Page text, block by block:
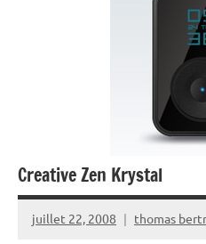
Creative Zen Krystal
juillet 22, 2008 thomas